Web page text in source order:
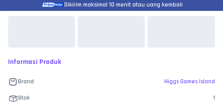
Dikirim maksimal 10 menit atau uang kembali
Informasi Produk
Brand Higgs Games Island
Stok 1